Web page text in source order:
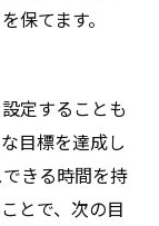
保てます。
定することも
目標を達成し
きる時間を持
とで、次の目